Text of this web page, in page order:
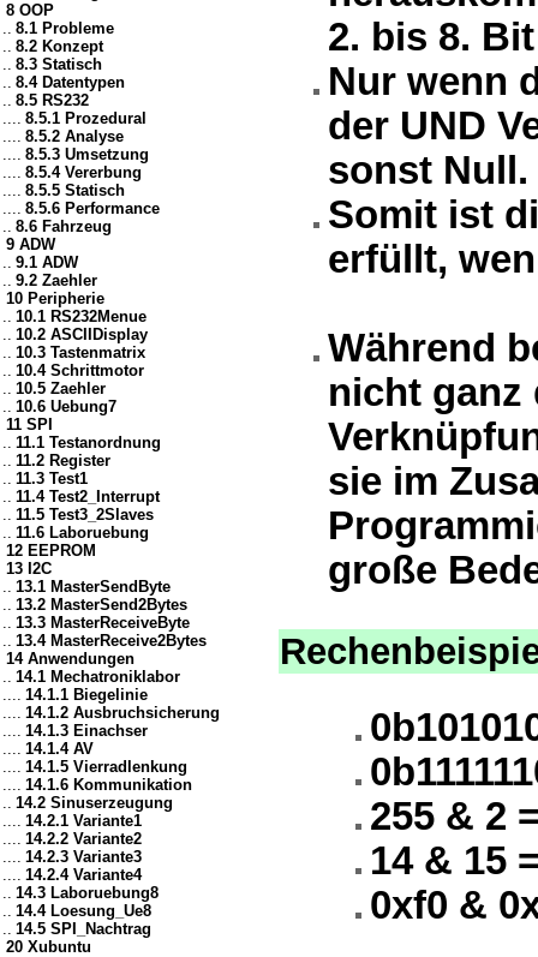
8 OOP
.. 8.1 Probleme
.. 8.2 Konzept
.. 8.3 Statisch
.. 8.4 Datentypen
.. 8.5 RS232
.... 8.5.1 Prozedural
.... 8.5.2 Analyse
.... 8.5.3 Umsetzung
.... 8.5.4 Vererbung
.... 8.5.5 Statisch
.... 8.5.6 Performance
.. 8.6 Fahrzeug
9 ADW
.. 9.1 ADW
.. 9.2 Zaehler
10 Peripherie
.. 10.1 RS232Menue
.. 10.2 ASCIIDisplay
.. 10.3 Tastenmatrix
.. 10.4 Schrittmotor
.. 10.5 Zaehler
.. 10.6 Uebung7
11 SPI
.. 11.1 Testanordnung
.. 11.2 Register
.. 11.3 Test1
.. 11.4 Test2_Interrupt
.. 11.5 Test3_2Slaves
.. 11.6 Laboruebung
12 EEPROM
13 I2C
.. 13.1 MasterSendByte
.. 13.2 MasterSend2Bytes
.. 13.3 MasterReceiveByte
.. 13.4 MasterReceive2Bytes
14 Anwendungen
.. 14.1 Mechatroniklabor
.... 14.1.1 Biegelinie
.... 14.1.2 Ausbruchsicherung
.... 14.1.3 Einachser
.... 14.1.4 AV
.... 14.1.5 Vierradlenkung
.... 14.1.6 Kommunikation
.. 14.2 Sinuserzeugung
.... 14.2.1 Variante1
.... 14.2.2 Variante2
.... 14.2.3 Variante3
.... 14.2.4 Variante4
.. 14.3 Laboruebung8
.. 14.4 Loesung_Ue8
.. 14.5 SPI_Nachtrag
20 Xubuntu
2. bis 8.
Nur wenn
der UND
sonst Null.
Somit ist
erfüllt,
Während
nicht ganz
sie im
große
255 & 2
14 & 15
0xf0 &